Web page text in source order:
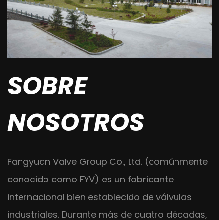
SOBRE
NOSOTROS
Fangyuan Valve Group Co., Ltd. (comúnmente
conocido como FYV) es un fabricante
internacional bien establecido de válvulas
industriales. Durante más de cuatro décadas,